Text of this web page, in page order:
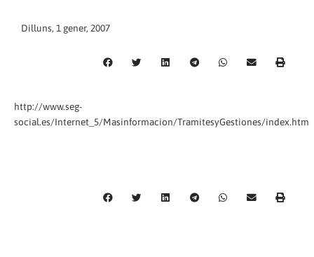
Dilluns, 1 gener, 2007
http://www.seg-
social.es/Internet_5/Masinformacion/TramitesyGestiones/index.htm